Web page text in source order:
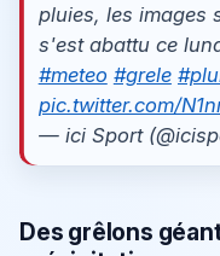
pluies, les images
s'est abattu ce
#meteo #grele
pic.twitter.com/
— ici Sport
Des grêlons